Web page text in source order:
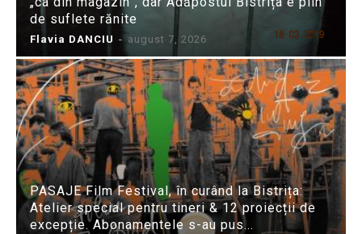
de suflete rănite
Flavia DANCIU - august 7, 2026
PASAJE Film Festival, în curând la Bistrița:
Atelier special pentru tineri & 12 proiecții de
excepție. Abonamentele s-au pus...